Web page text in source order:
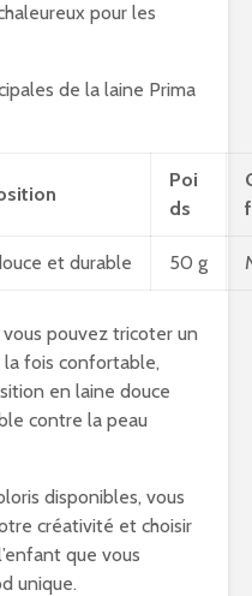
pour les
de la laine Prima
Poi
ds
et durable 50 g
pouvez tricoter un
fois confortable,
en laine douce
contre la peau
disponibles, vous
créativité et choisir
que vous
unique.